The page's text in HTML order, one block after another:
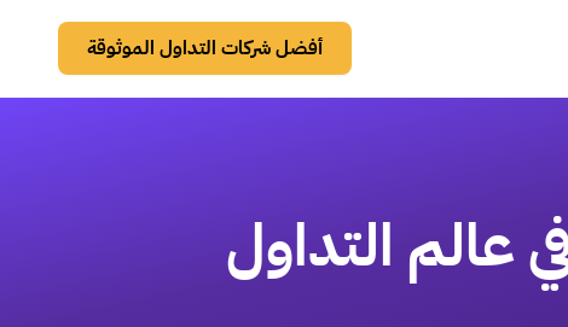
أفضل شركات التداول الموثوقة
عالم التداول